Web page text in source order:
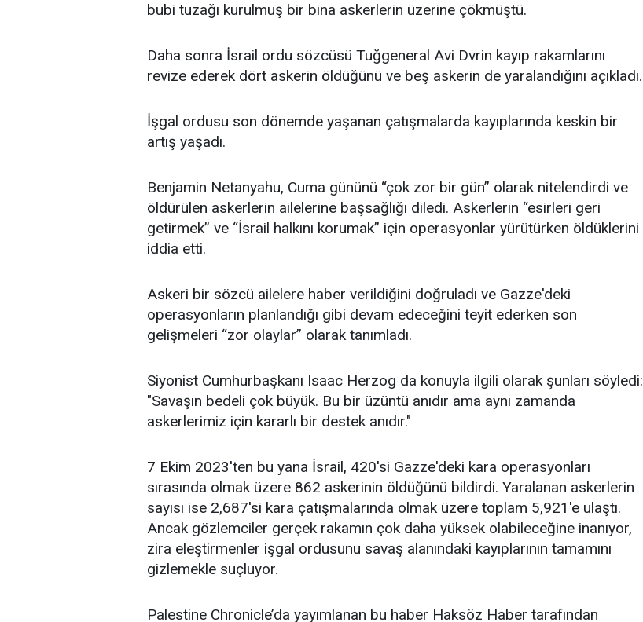
bubi tuzağı kurulmuş bir bina askerlerin üzerine çökmüştü.
Daha sonra İsrail ordu sözcüsü Tuğgeneral Avi Dvrin kayıp rakamlarını
revize ederek dört askerin öldüğünü ve beş askerin de yaralandığını açıkladı.
İşgal ordusu son dönemde yaşanan çatışmalarda kayıplarında keskin bir
artış yaşadı.
Benjamin Netanyahu, Cuma gününü “çok zor bir gün” olarak nitelendirdi ve
öldürülen askerlerin ailelerine başsağlığı diledi. Askerlerin “esirleri geri
getirmek” ve “İsrail halkını korumak” için operasyonlar yürütürken öldüklerini
iddia etti.
Askeri bir sözcü ailelere haber verildiğini doğruladı ve Gazze'deki
operasyonların planlandığı gibi devam edeceğini teyit ederken son
gelişmeleri “zor olaylar” olarak tanımladı.
Siyonist Cumhurbaşkanı Isaac Herzog da konuyla ilgili olarak şunları söyledi:
"Savaşın bedeli çok büyük. Bu bir üzüntü anıdır ama aynı zamanda
askerlerimiz için kararlı bir destek anıdır."
7 Ekim 2023'ten bu yana İsrail, 420'si Gazze'deki kara operasyonları
sırasında olmak üzere 862 askerinin öldüğünü bildirdi. Yaralanan askerlerin
sayısı ise 2,687'si kara çatışmalarında olmak üzere toplam 5,921'e ulaştı.
Ancak gözlemciler gerçek rakamın çok daha yüksek olabileceğine inanıyor,
zira eleştirmenler işgal ordusunu savaş alanındaki kayıplarının tamamını
gizlemekle suçluyor.
Palestine Chronicle’da yayımlanan bu haber Haksöz Haber tarafından